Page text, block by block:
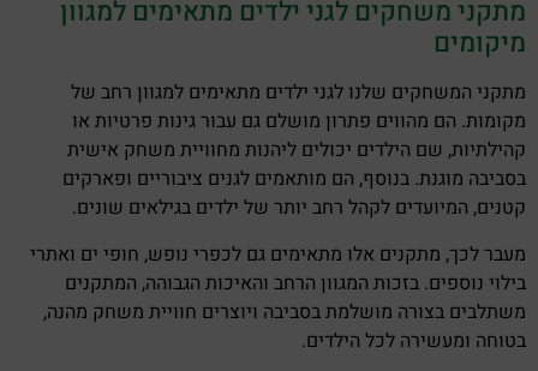
מתקני משחקים לגני ילדים מתאימים למגוון
מיקומים
מתקני המשחקים שלנו לגני ילדים מתאימים למגוון רחב של
מקומות. הם מהווים פתרון מושלם גם עבור גינות פרטיות או
קהילתיות, שם הילדים יכולים ליהנות מחוויית משחק אישית
בסביבה מוגנת. בנוסף, הם מותאמים לגנים ציבוריים ופארקים
קטנים, המיועדים לקהל רחב יותר של ילדים בגילאים שונים.
מעבר לכך, מתקנים אלו מתאימים גם לכפרי נופש, חופי ים ואתרי
בילוי נוספים. בזכות המגוון הרחב והאיכות הגבוהה, המתקנים
משתלבים בצורה מושלמת בסביבה ויוצרים חוויית משחק מהנה,
בטוחה ומעשירה לכל הילדים.